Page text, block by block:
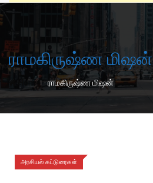
ராமகிருஷ்ண மிஷன்
Home-ராமகிருஷ்ண மிஷன்
அரசியல் கட்டுரைகள்